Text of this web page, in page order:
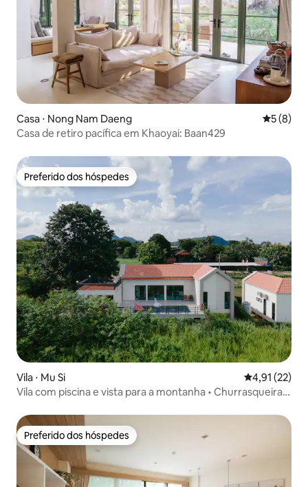
Casa ⋅ Nong Nam Daeng 5 de
5 (8)
Casa de retiro pacífica em Khaoyai: Baan429
Preferido dos hóspedes
Preferido dos hóspedes
Vila ⋅ Mu Si 4,91 de uma
4,91 (22)
Vila com piscina e vista para a montanha • Churrasqueira,
Preferido dos hóspedes
Preferido dos hóspedes